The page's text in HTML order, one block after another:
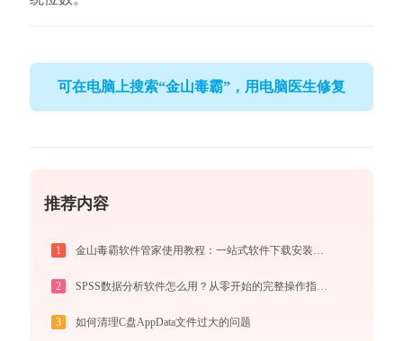
可在电脑上搜索“金山毒霸”，用电脑医生修复
推荐内容
1
2 SPSS数据分析软件怎么用？从零开始的完整操作指南（附实战案例）
3 如何清理C盘AppData文件过大的问题